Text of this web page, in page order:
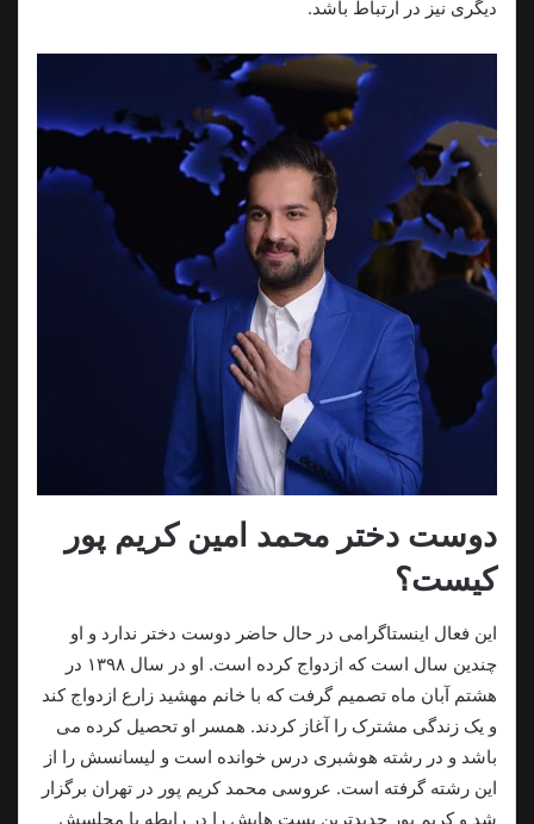
دیگری نیز در ارتباط باشد.
دوست دختر محمد امین کریم پور
کیست؟
این فعال اینستاگرامی در حال حاضر دوست دختر ندارد و او
چندین سال است که ازدواج کرده است. او در سال ۱۳۹۸ در
هشتم آبان ماه تصمیم گرفت که با خانم مهشید زارع ازدواج کند
و یک زندگی مشترک را آغاز کردند. همسر او تحصیل کرده می
باشد و در رشته هوشبری درس خوانده است و لیسانسش را از
این رشته گرفته است. عروسی محمد کریم پور در تهران برگزار
شد و کریم پور جدیدترین پست هایش را در رابطه با مجلسش